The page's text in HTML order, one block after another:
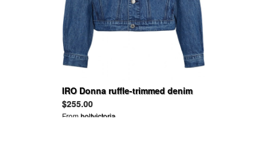
IRO Donna ruffle-trimmed denim
jacket
$255.00
Fromholtvictoria